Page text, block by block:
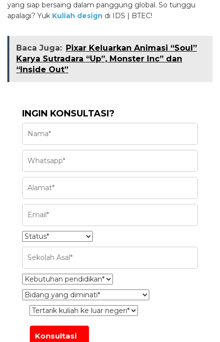
yang siap bersaing dalam panggung global. So tunggu
apalagi? Yuk Kuliah design di IDS | BTEC!
Baca Juga: Pixar Keluarkan Animasi “Soul”
Karya Sutradara “Up”, Monster Inc” dan
“Inside Out”
INGIN KONSULTASI?